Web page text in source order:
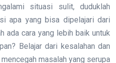
situasi sulit, duduklah
apa yang bisa dipelajari dari
ada cara yang lebih baik untuk
Belajar dari kesalahan dan
masalah yang serupa